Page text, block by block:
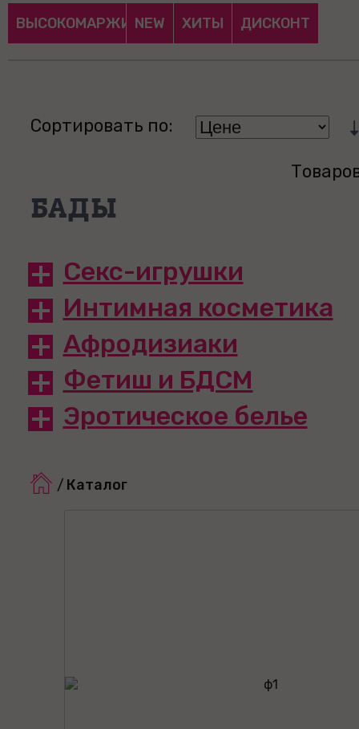
ВЫСОКОМАРЖИНАЛЬНЫЕ
NEW ХИТЫ ДИСКОНТ
БАДЫ
Секс-игрушки
Интимная косметика
Афродизиаки
Фетиш и БДСМ
Эротическое белье
/ Каталог
Сортировать по: